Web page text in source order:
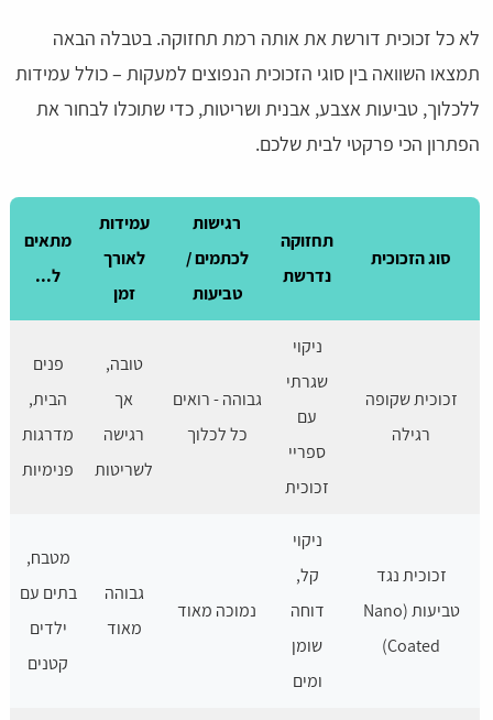
לא כל זכוכית דורשת את אותה רמת תחזוקה. בטבלה הבאה
תמצאו השוואה בין סוגי הזכוכית הנפוצים למעקות – כולל עמידות
ללכלוך, טביעות אצבע, אבנית ושריטות, כדי שתוכלו לבחור את
הפתרון הכי פרקטי לבית שלכם.
סוג הזכוכית
תחזוקה
נדרשת
רגישות
לכתמים /
טביעות
עמידות
לאורך
זמן
מתאים
ל...
זכוכית שקופה
רגילה
ניקוי
שגרתי
עם
ספריי
זכוכית
גבוהה - רואים
כל לכלוך
טובה,
אך
רגישה
לשריטות
פנים
הבית,
מדרגות
פנימיות
זכוכית נגד
טביעות (Nano
Coated)
ניקוי
קל,
דוחה
שומן
ומים
נמוכה מאוד
גבוהה
מאוד
מטבח,
בתים עם
ילדים
קטנים